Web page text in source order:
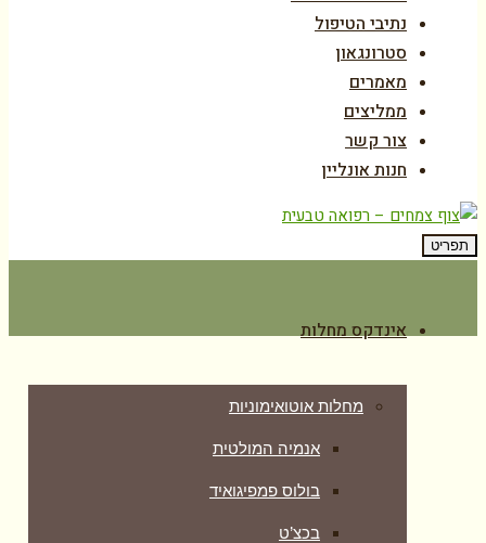
נתיבי הטיפול
סטרונגאון
מאמרים
ממליצים
צור קשר
חנות אונליין
תפריט
אינדקס מחלות
מחלות אוטואימוניות
אנמיה המולטית
בולוס פמפיגואיד
בכצ’ט